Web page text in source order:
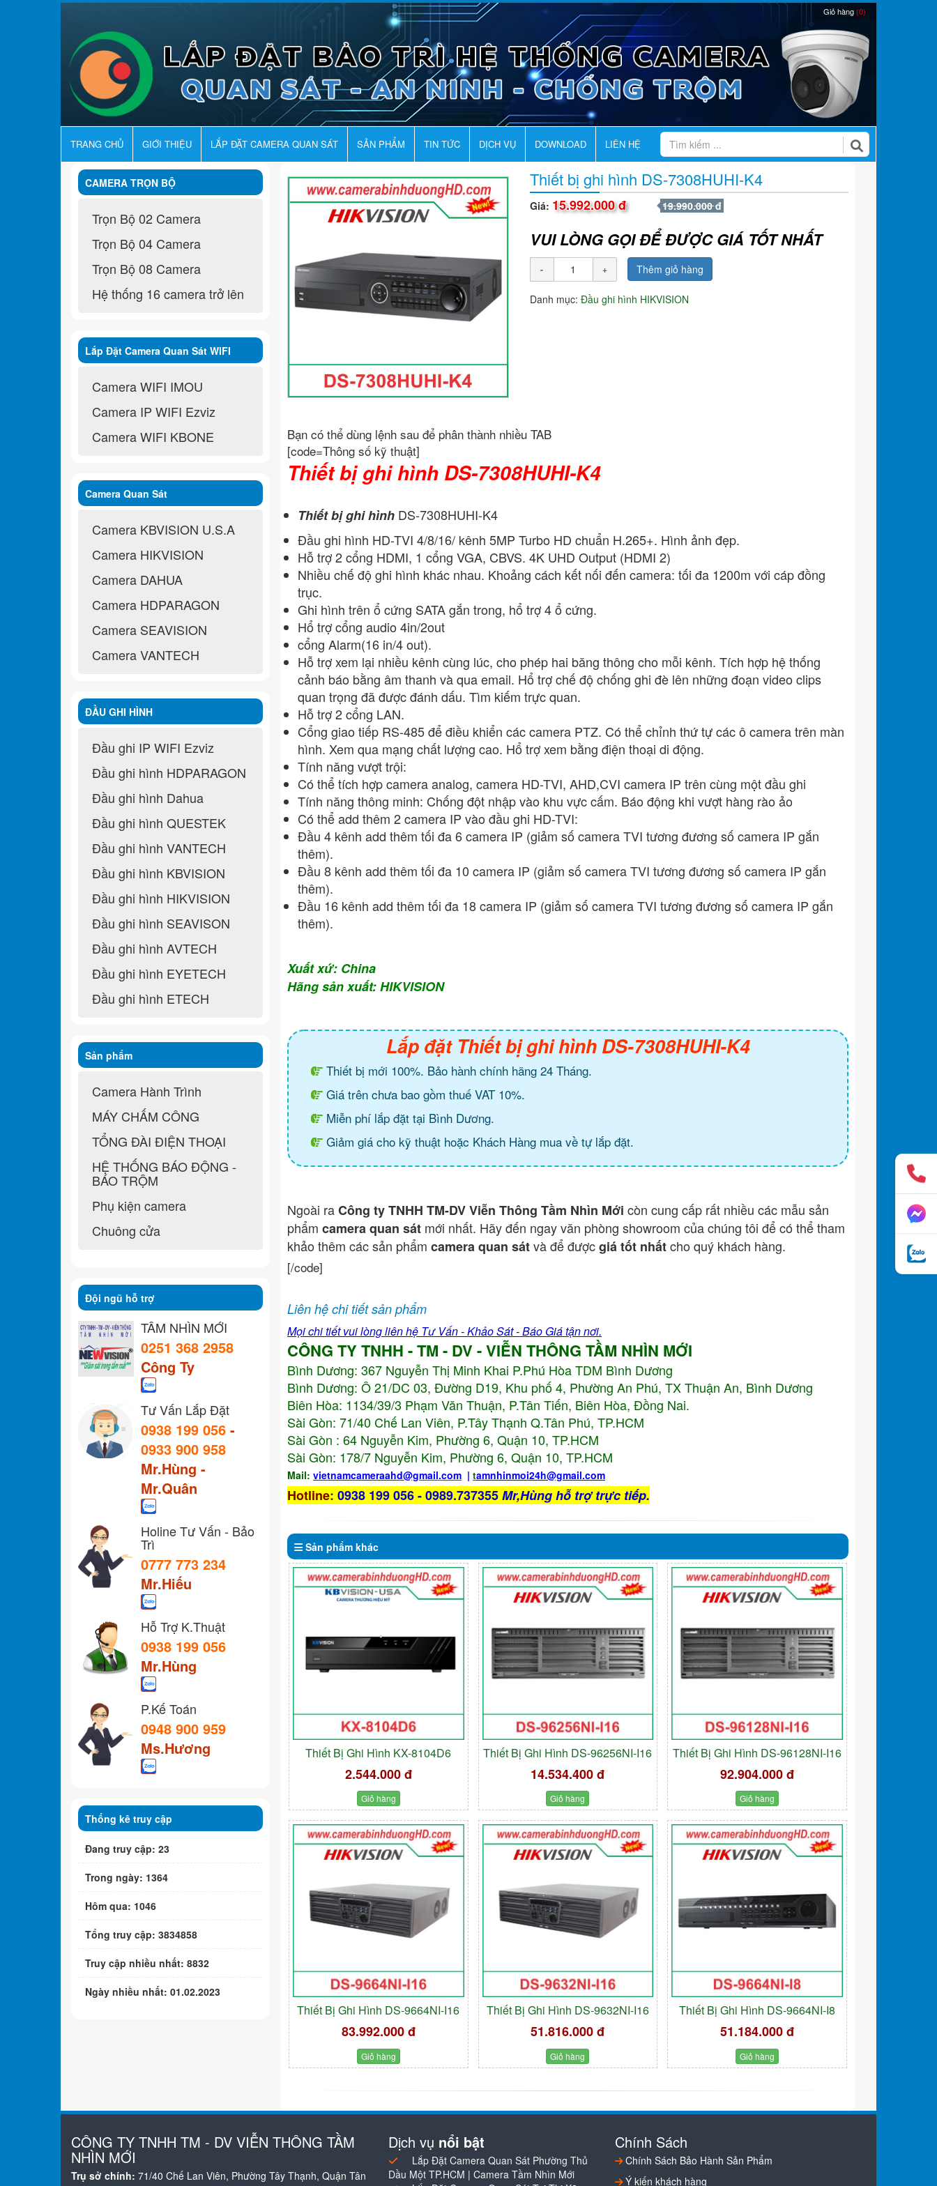
Giỏ hàng(0)
TRANG CHỦ GIỚI THIỆU LẮP ĐẶT CAMERA QUAN SÁT SẢN PHẨM TIN TỨC DỊCH VỤ DOWNLOAD LIÊN HỆ
Thiết bị ghi hình DS-7308HUHI-K4
Giá: 15.992.000 đ 19.990.000 đ
VUI LÒNG GỌI ĐỂ ĐƯỢC GIÁ TỐT NHẤT
Thêm giỏ hàng
Danh mục: Đầu ghi hình HIKVISION
Bạn có thể dùng lệnh sau để phân thành nhiều TAB
[code=Thông số kỹ thuật]
Thiết bị ghi hình DS-7308HUHI-K4
Thiết bị ghi hình DS-7308HUHI-K4
Đầu ghi hình HD-TVI 4/8/16/ kênh 5MP Turbo HD chuẩn H.265+. Hình ảnh đẹp.
Hỗ trợ 2 cổng HDMI, 1 cổng VGA, CBVS. 4K UHD Output (HDMI 2)
Nhiều chế độ ghi hình khác nhau. Khoảng cách kết nối đến camera: tối đa 1200m với cáp đồng
trục.
Ghi hình trên ổ cứng SATA gắn trong, hổ trợ 4 ổ cứng.
Hổ trợ cổng audio 4in/2out
cổng Alarm(16 in/4 out).
Hỗ trợ xem lại nhiều kênh cùng lúc, cho phép hai băng thông cho mỗi kênh. Tích hợp hệ thống
cảnh báo bằng âm thanh và qua email. Hổ trợ chế độ chống ghi đè lên những đoạn video clips
quan trọng đã được đánh dấu. Tìm kiếm trực quan.
Hỗ trợ 2 cổng LAN.
Cổng giao tiếp RS-485 để điều khiển các camera PTZ. Có thể chỉnh thứ tự các ô camera trên màn
hình. Xem qua mạng chất lượng cao. Hổ trợ xem bằng điện thoại di động.
Tính năng vượt trội:
Có thể tích hợp camera analog, camera HD-TVI, AHD,CVI camera IP trên cùng một đầu ghi
Tính năng thông minh: Chống đột nhập vào khu vực cấm. Báo động khi vượt hàng rào ảo
Có thể add thêm 2 camera IP vào đầu ghi HD-TVI:
Đầu 4 kênh add thêm tối đa 6 camera IP (giảm số camera TVI tương đương số camera IP gắn
thêm).
Đầu 8 kênh add thêm tối đa 10 camera IP (giảm số camera TVI tương đương số camera IP gắn
thêm).
Đầu 16 kênh add thêm tối đa 18 camera IP (giảm số camera TVI tương đương số camera IP gắn
thêm).
Xuất xứ: China
Hãng sản xuất: HIKVISION
Lắp đặt Thiết bị ghi hình DS-7308HUHI-K4
Thiết bị mới 100%. Bảo hành chính hãng 24 Tháng.
Giá trên chưa bao gồm thuế VAT 10%.
Miễn phí lắp đặt tại Bình Dương.
Giảm giá cho kỹ thuật hoặc Khách Hàng mua về tự lắp đặt.
Ngoài raCông ty TNHH TM-DV Viễn Thông Tầm Nhìn Mới còn cung cấp rất nhiều các mẫu sản
phẩm camera quan sát mới nhất. Hãy đến ngay văn phòng showroom của chúng tôi để có thể tham
khảo thêm các sản phẩm camera quan sátvà để đượcgiá tốt nhấtcho quý khách hàng.
[/code]
Liên hệ chi tiết sản phẩm
Mọi chi tiết vui lòng liên hệ Tư Vấn - Khảo Sát - Báo Giá tận nơi.
CÔNG TY TNHH - TM - DV - VIỄN THÔNG TẦM NHÌN MỚI
Bình Dương: 367 Nguyễn Thị Minh Khai P.Phú Hòa TDM Bình Dương
Bình Dương: Ô 21/DC 03, Đường D19, Khu phố 4, Phường An Phú, TX Thuận An, Bình Dương
Biên Hòa: 1134/39/3 Phạm Văn Thuận, P.Tân Tiến, Biên Hòa, Đồng Nai.
Sài Gòn: 71/40 Chế Lan Viên, P.Tây Thạnh Q.Tân Phú, TP.HCM
Sài Gòn : 64 Nguyễn Kim, Phường 6, Quận 10, TP.HCM
Sài Gòn: 178/7 Nguyễn Kim, Phường 6, Quận 10, TP.HCM
Mail: vietnamcameraahd@gmail.com | tamnhinmoi24h@gmail.com
Hotline: 0938 199 056 - 0989.737355Mr,Hùng hỗ trợ trực tiếp.
Sản phẩm khác
Thiết Bị Ghi Hình KX-8104D6
2.544.000 đ
Giỏ hàng
Thiết Bị Ghi Hình DS-96256NI-I16
14.534.400 đ
Giỏ hàng
Thiết Bị Ghi Hình DS-96128NI-I16
92.904.000 đ
Giỏ hàng
Thiết Bị Ghi Hình DS-9664NI-I16
83.992.000 đ
Giỏ hàng
Thiết Bị Ghi Hình DS-9632NI-I16
51.816.000 đ
Giỏ hàng
Thiết Bị Ghi Hình DS-9664NI-I8
51.184.000 đ
Giỏ hàng
CAMERA TRỌN BỘ
Trọn Bộ 02 Camera
Trọn Bộ 04 Camera
Trọn Bộ 08 Camera
Hệ thống 16 camera trở lên
Lắp Đặt Camera Quan Sát WIFI
Không Dây
Camera WIFI IMOU
Camera IP WIFI Ezviz
Camera WIFI KBONE
Camera Quan Sát
Camera KBVISION U.S.A
Camera HIKVISION
Camera DAHUA
Camera HDPARAGON
Camera SEAVISION
Camera VANTECH
ĐẦU GHI HÌNH
Đầu ghi IP WIFI Ezviz
Đầu ghi hình HDPARAGON
Đầu ghi hình Dahua
Đầu ghi hình QUESTEK
Đầu ghi hình VANTECH
Đầu ghi hình KBVISION
Đầu ghi hình HIKVISION
Đầu ghi hình SEAVISON
Đầu ghi hình AVTECH
Đầu ghi hình EYETECH
Đầu ghi hình ETECH
Sản phẩm
Camera Hành Trình
MÁY CHẤM CÔNG
TỔNG ĐÀI ĐIỆN THOẠI
HỆ THỐNG BÁO ĐỘNG -
BÁO TRỘM
Phụ kiện camera
Chuông cửa
Đội ngũ hỗ trợ
TẦM NHÌN MỚI
0251 368 2958
Công Ty
Tư Vấn Lắp Đặt
0938 199 056 -
0933 900 958
Mr.Hùng -
Mr.Quân
Holine Tư Vấn - Bảo
Trì
0777 773 234
Mr.Hiếu
Hỗ Trợ K.Thuật
0938 199 056
Mr.Hùng
P.Kế Toán
0948 900 959
Ms.Hương
Thống kê truy cập
Đang truy cập: 23
Trong ngày: 1364
Hôm qua: 1046
Tổng truy cập: 3834858
Truy cập nhiều nhất: 8832
Ngày nhiều nhất: 01.02.2023
CÔNG TY TNHH TM - DV VIỄN THÔNG TẦM
NHÌN MỚI
Trụ sở chính: 71/40 Chế Lan Viên, Phường Tây Thạnh, Quận Tân
Dịch vụ nổi bật
Lắp Đặt Camera Quan Sát Phường Thủ
Dầu Một TP.HCM | Camera Tầm Nhìn Mới
Chính Sách
Chính Sách Bảo Hành Sản Phẩm
Ý kiến khách hàng